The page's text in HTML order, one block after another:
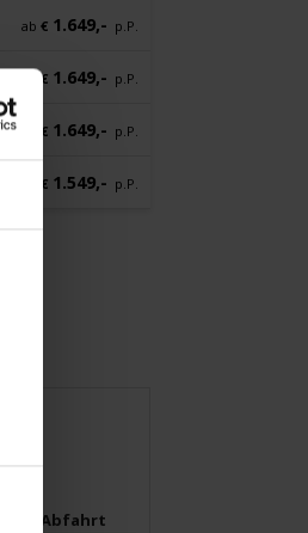
ab € 1.649,- p.P.
€ 1.649,- p.P.
€ 1.649,- p.P.
€ 1.549,- p.P.
Abfahrt